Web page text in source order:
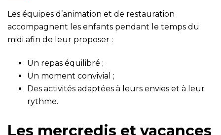
Les équipes d’animation et de restauration
accompagnent les enfants pendant le temps du
midi afin de leur proposer :
Un repas équilibré ;
Un moment convivial ;
Des activités adaptées à leurs envies et à leur
rythme.
Les mercredis et vacances